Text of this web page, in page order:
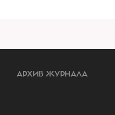
АРХИВ ЖУРНАЛА